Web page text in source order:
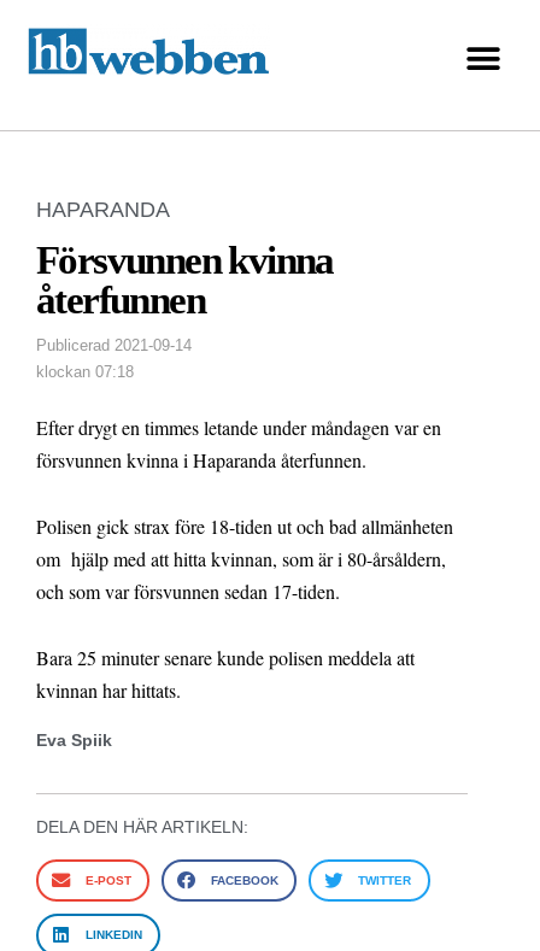
HAPARANDA
Försvunnen kvinna
återfunnen
Publicerad 2021-09-14
klockan 07:18
Efter drygt en timmes letande under måndagen var en
försvunnen kvinna i Haparanda återfunnen.
Polisen gick strax före 18-tiden ut och bad allmänheten
om hjälp med att hitta kvinnan, som är i 80-årsåldern,
och som var försvunnen sedan 17-tiden.
Bara 25 minuter senare kunde polisen meddela att
kvinnan har hittats.
Eva Spiik
DELA DEN HÄR ARTIKELN:
E-POST FACEBOOK TWITTER
LINKEDIN